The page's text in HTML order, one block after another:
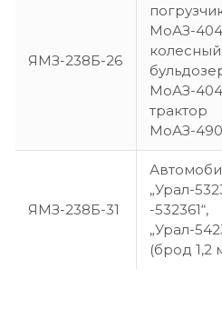
ЯМЗ-238Б-26
МоАЗ-
колесный
МоАЗ-
трактор
МоАЗ-
ЯМЗ-238Б-31
„Урал-
-532361“,
„Урал-
(брод 1,2